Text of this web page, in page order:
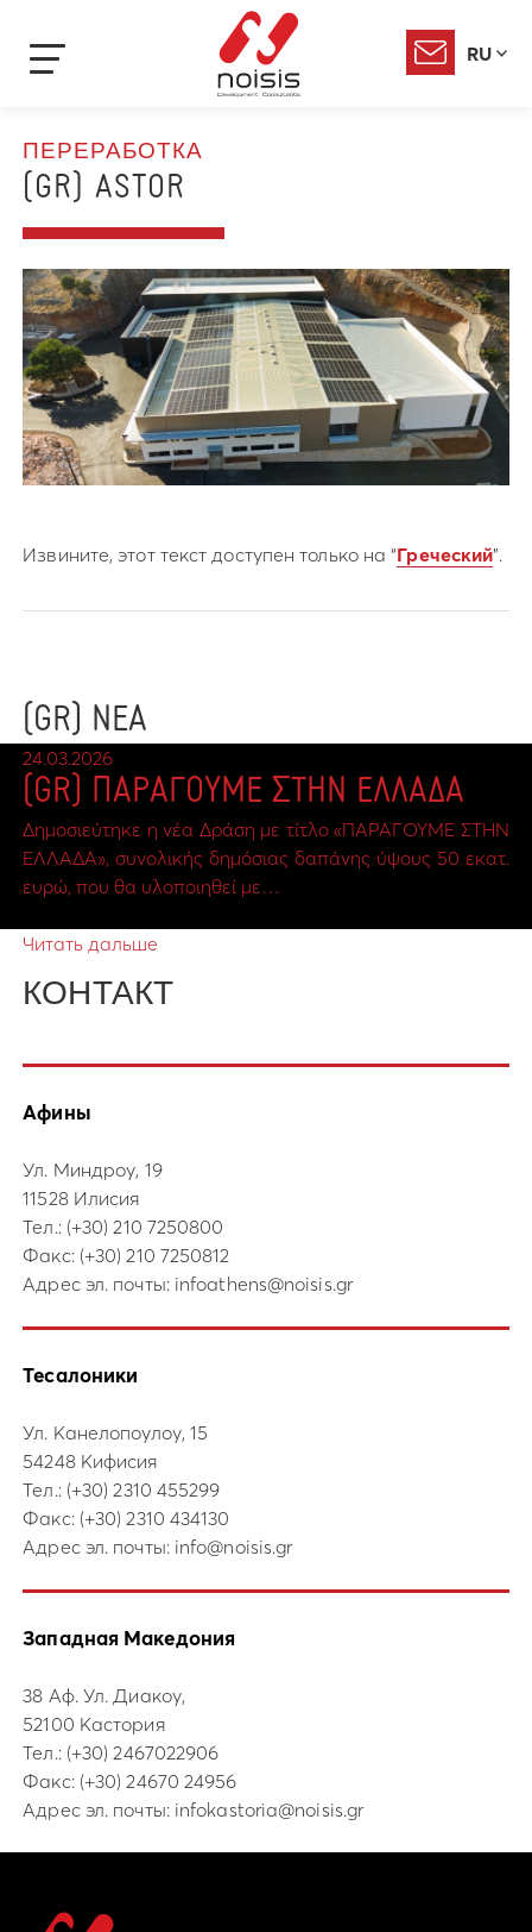
RU
ПЕРЕРАБОТКА
(GR) ASTOR
Извините, этот текст доступен только на “Греческий”.
(GR) ΝΕΑ
24.03.2026
(GR) ΠΑΡΑΓΟΥΜΕ ΣΤΗΝ ΕΛΛΑΔΑ
Δημοσιεύτηκε η νέα Δράση με τίτλο «ΠΑΡΑΓΟΥΜΕ ΣΤΗΝ
ΕΛΛΑΔΑ», συνολικής δημόσιας δαπάνης ύψους 50 εκατ.
ευρώ, που θα υλοποιηθεί με…
Читать дальше
КОНТАКТ
Афины
Ул. Миндроу, 19
11528 Илисия
Тел.: (+30) 210 7250800
Факс: (+30) 210 7250812
Адрес эл. почты: infoathens@noisis.gr
Тесалоники
Ул. Канелопоулоу, 15
54248 Кифисия
Тел.: (+30) 2310 455299
Факс: (+30) 2310 434130
Адрес эл. почты: info@noisis.gr
Западная Македония
38 Аф. Ул. Диакоу,
52100 Кастория
Тел.: (+30) 2467022906
Факс: (+30) 24670 24956
Адрес эл. почты: infokastoria@noisis.gr